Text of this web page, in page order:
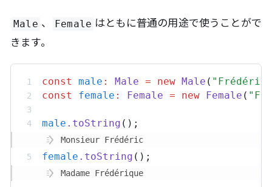
Male 、 Female はともに普通の用途で使うことがで
きます。
const male : Male = new Male ( "Frédéric"
const
female : Female = new Female (
male . toString ();
Monsieur Frédéric
female . toString ();
Madame Frédérique